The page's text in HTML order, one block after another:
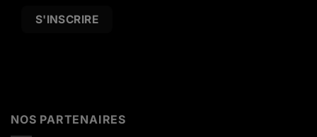
NOS PARTENAIRES